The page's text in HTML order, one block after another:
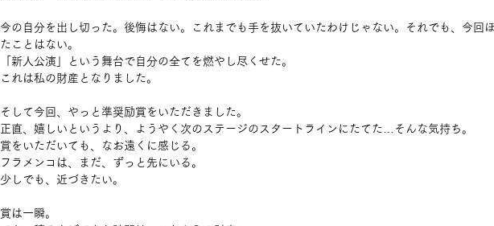
今の自分を出し切った。後悔はない。これまでも手を抜いていたわけじゃない。それでも、今回
たことはない。
「新人公演」という舞台で自分の全てを燃やし尽くせた。
これは私の財産となりました。
そして今回、やっと準奨励賞をいただきました。
正直、嬉しいというより、ようやく次のステージのスタートラインにたてた…そんな気持ち。
賞をいただいても、なお遠くに感じる。
フラメンコは、まだ、ずっと先にいる。
少しでも、近づきたい。
賞は一瞬。